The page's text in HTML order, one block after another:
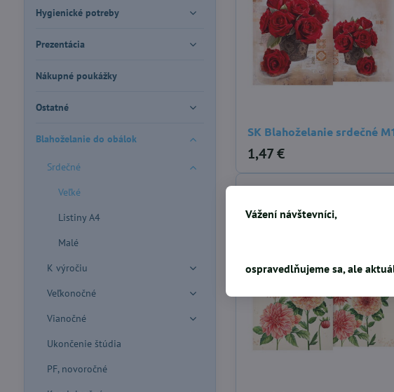
SK Blahoželanie srdečné
1,47 €
Hygienické potreby
Prezentácia
Nákupné poukážky
Ostatné
Blahoželanie do obálok
Srdečné
Veľké
Listiny A4
Malé
K výročiu
Veľkonočné
Vianočné
Ukončenie štúdia
PF, novoročné
Vážení návštevníci,
ospravedlňujeme sa, ale